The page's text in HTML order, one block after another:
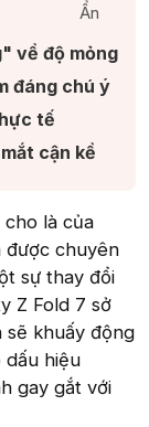
Ẩn
về độ mỏng​
đáng chú ý​
tế​
cận kề​
là của
được chuyên
sự thay đổi
Z Fold 7 sở
sẽ khuấy động
hiệu
gay gắt với